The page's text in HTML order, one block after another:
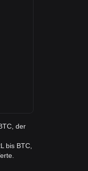
der
bis BTC,